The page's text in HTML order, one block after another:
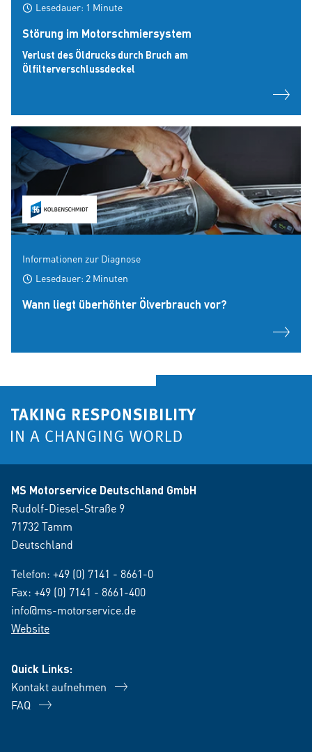
Lesedauer: 1 Minute
Störung im Motorschmiersystem
Verlust des Öldrucks durch Bruch am
Ölfilterverschlussdeckel
Informationen zur Diagnose
Lesedauer: 2 Minuten
Wann liegt überhöhter Ölverbrauch vor?
MS Motorservice Deutschland GmbH
Rudolf-Diesel-Straße 9
71732 Tamm
Deutschland
Telefon: +49 (0) 7141 - 8661-0
Fax: +49 (0) 7141 - 8661-400
info@ms-motorservice.de
Website
Quick Links:
Kontakt aufnehmen
FAQ